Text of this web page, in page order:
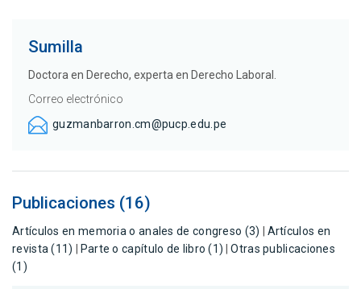
Sumilla
Doctora en Derecho, experta en Derecho Laboral.
Correo electrónico
guzmanbarron.cm@pucp.edu.pe
Publicaciones (16)
Artículos en memoria o anales de congreso (3)
Artículos en
revista (11)
Parte o capítulo de libro (1) |Otras publicaciones
(1)